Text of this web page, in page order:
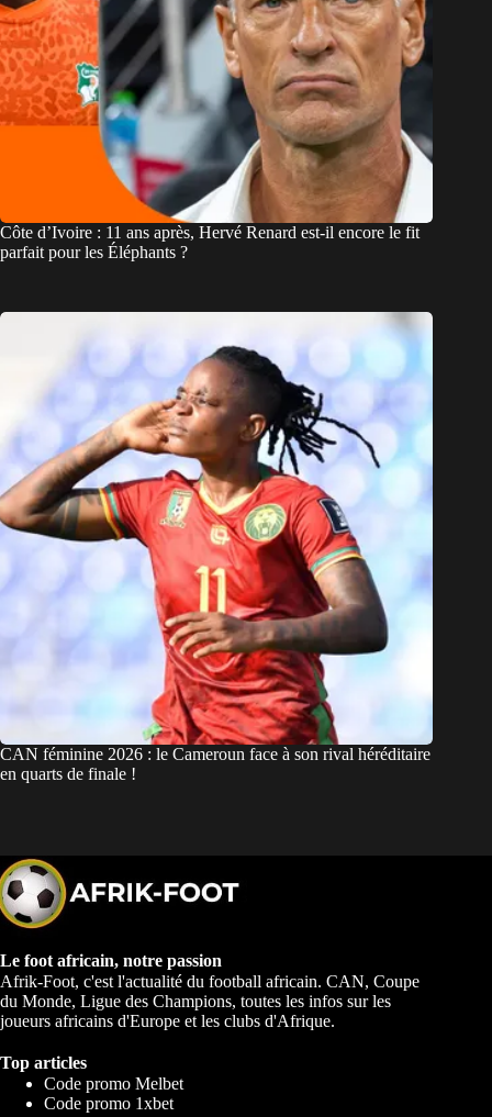
Côte d’Ivoire : 11 ans après, Hervé Renard est-il encore le fit
parfait pour les Éléphants ?
CAN féminine 2026 : le Cameroun face à son rival héréditaire
en quarts de finale !
Le foot africain, notre passion
Afrik-Foot, c'est l'actualité du football africain. CAN, Coupe
du Monde, Ligue des Champions, toutes les infos sur les
joueurs africains d'Europe et les clubs d'Afrique.
Top articles
Code promo Melbet
Code promo 1xbet